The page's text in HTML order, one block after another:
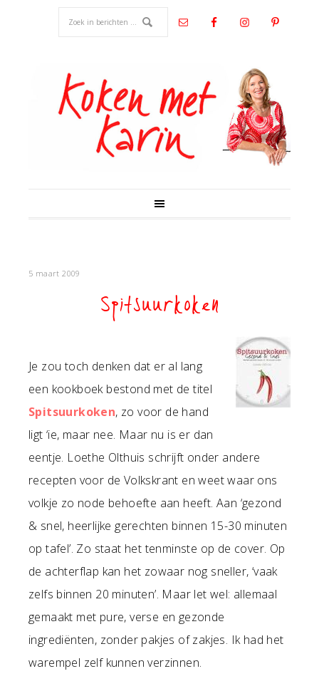
5 maart 2009
Spitsuurkoken
Je zou toch denken dat er al lang
een kookboek bestond met de titel
Spitsuurkoken, zo voor de hand
ligt ‘ie, maar nee. Maar nu is er dan
eentje. Loethe Olthuis schrijft onder andere
recepten voor de Volkskrant en weet waar ons
volkje zo node behoefte aan heeft. Aan ‘gezond
& snel, heerlijke gerechten binnen 15-30 minuten
op tafel’. Zo staat het tenminste op de cover. Op
de achterflap kan het zowaar nog sneller, ‘vaak
zelfs binnen 20 minuten’. Maar let wel: allemaal
gemaakt met pure, verse en gezonde
ingrediënten, zonder pakjes of zakjes. Ik had het
warempel zelf kunnen verzinnen.